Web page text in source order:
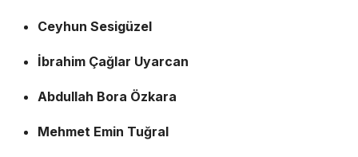
Ceyhun Sesigüzel
İbrahim Çağlar Uyarcan
Abdullah Bora Özkara
Mehmet Emin Tuğral